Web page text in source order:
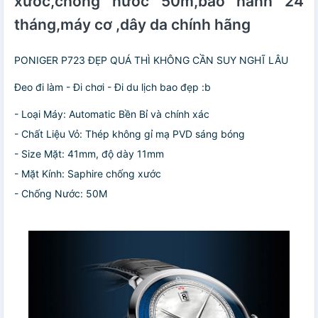
trung và sang
trọng
tháng,máy cơ ,dây da chính hãng
PONIGER P723 ĐẸP QUÁ THÌ KHÔNG CẦN SUY NGHĨ LÂU
Đeo đi làm - Đi chơi - Đi du lịch bao đẹp :b
- Loại Máy: Automatic Bền Bỉ và chính xác
- Chất Liệu Vỏ: Thép không gỉ mạ PVD sáng bóng
- Size Mặt: 41mm, độ dày 11mm
- Mặt Kính: Saphire chống xước
- Chống Nước: 50M